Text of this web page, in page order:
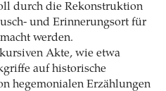
durch die Rekonstruktion
und Erinnerungsort für
werden.
Akte, wie etwa
auf historische
hegemonialen Erzählungen